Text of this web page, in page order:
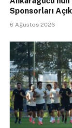
Sponsorları
6 Ağustos 2026